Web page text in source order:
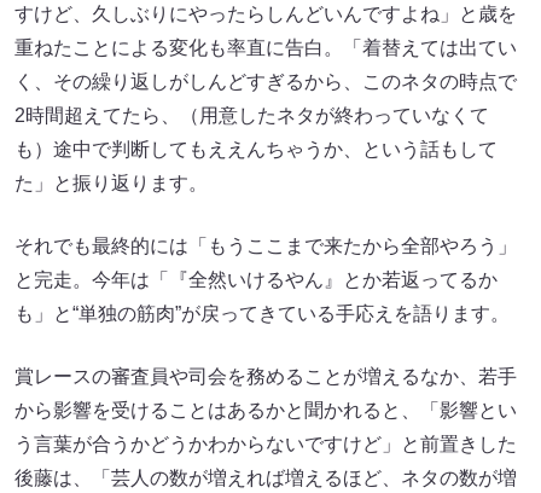
すけど、久しぶりにやったらしんどいんですよね」と歳を
重ねたことによる変化も率直に告白。「着替えては出てい
く、その繰り返しがしんどすぎるから、このネタの時点で
2時間超えてたら、（用意したネタが終わっていなくて
も）途中で判断してもええんちゃうか、という話もして
た」と振り返ります。
それでも最終的には「もうここまで来たから全部やろう」
と完走。今年は「『全然いけるやん』とか若返ってるか
も」と“単独の筋肉”が戻ってきている手応えを語ります。
賞レースの審査員や司会を務めることが増えるなか、若手
から影響を受けることはあるかと聞かれると、「影響とい
う言葉が合うかどうかわからないですけど」と前置きした
後藤は、「芸人の数が増えれば増えるほど、ネタの数が増